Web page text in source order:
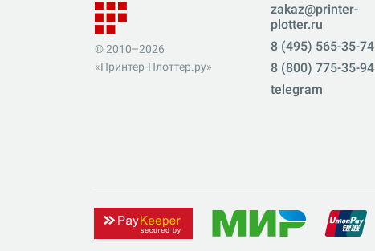
© 2010–2026
«Принтер-Плоттер.ру»
zakaz@printer-
plotter.ru
8 (495) 565-35-74
8 (800) 775-35-94
telegram